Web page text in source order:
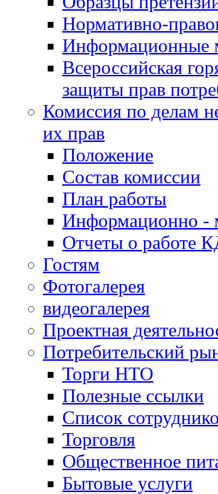
Нормативно-
Информационные
Всероссийская
защиты прав
Комиссия по делам
их прав
Положение
Состав комиссии
План работы
Информационно -
Отчеты о работе
Гостям
Фотогалерея
видеогалерея
Проектная
Потребительский
Торги НТО
Полезные ссылки
Список
Торговля
Общественное
Бытовые услуги